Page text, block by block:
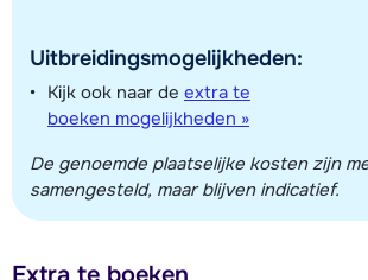
Uitbreidingsmogelijkheden:
Kijk ook naar de extra te
boeken mogelijkheden »
De genoemde plaatselijke kosten zijn
samengesteld, maar blijven indicatief.